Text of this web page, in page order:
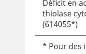
Déficit en
thiolase
(614055*)
* Pour des